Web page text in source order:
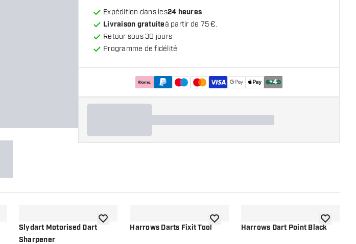
Expédition dans les24 heures
Livraison gratuiteà partir de 75 €.
Retour sous 30 jours
Programme de fidélité
+4
à la liste de souhaits
Slydart Motorised Dart
Sharpener
ajouter à la liste de souhaits
Harrows Darts Fixit Toolajouter à la liste de souhaits
Harrows Dart Point Blackajouter à